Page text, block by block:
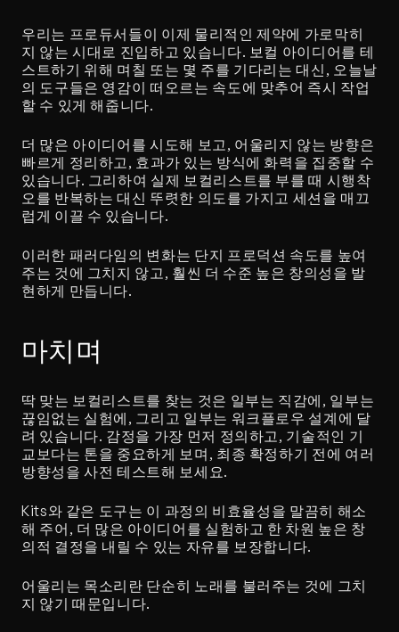
우리는 프로듀서들이 이제 물리적인 제약에 가로막히
지 않는 시대로 진입하고 있습니다. 보컬 아이디어를 테
스트하기 위해 며칠 또는 몇 주를 기다리는 대신, 오늘날
의 도구들은 영감이 떠오르는 속도에 맞추어 즉시 작업
할 수 있게 해줍니다.
더 많은 아이디어를 시도해 보고, 어울리지 않는 방향은
빠르게 정리하고, 효과가 있는 방식에 화력을 집중할 수
있습니다. 그리하여 실제 보컬리스트를 부를 때 시행착
오를 반복하는 대신 뚜렷한 의도를 가지고 세션을 매끄
럽게 이끌 수 있습니다.
이러한 패러다임의 변화는 단지 프로덕션 속도를 높여
주는 것에 그치지 않고, 훨씬 더 수준 높은 창의성을 발
현하게 만듭니다.
마치며
딱 맞는 보컬리스트를 찾는 것은 일부는 직감에, 일부는
끊임없는 실험에, 그리고 일부는 워크플로우 설계에 달
려 있습니다. 감정을 가장 먼저 정의하고, 기술적인 기
교보다는 톤을 중요하게 보며, 최종 확정하기 전에 여러
방향성을 사전 테스트해 보세요.
Kits와 같은 도구는 이 과정의 비효율성을 말끔히 해소
해 주어, 더 많은 아이디어를 실험하고 한 차원 높은 창
의적 결정을 내릴 수 있는 자유를 보장합니다.
어울리는 목소리란 단순히 노래를 불러주는 것에 그치
지 않기 때문입니다.